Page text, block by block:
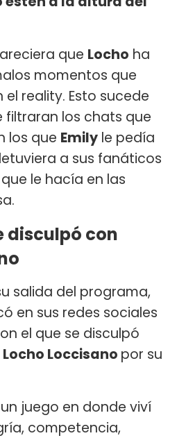
que Locho ha
momentos que
el reality. Esto sucede
filtraran los chats que
los que Emily le pedía
a sus fanáticos
le hacía en las
disculpó con
salida del programa,
en sus redes sociales
el que se disculpó
Locho Loccisano por su
juego en donde viví
competencia,